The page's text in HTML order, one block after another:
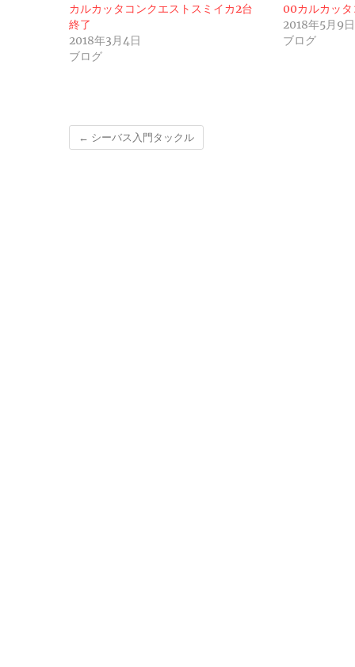
カルカッタコンクエストスミイカ2台
終了
2018年3月4日
ブログ
00カルカッ
2018年5月9日
ブログ
← シーバス入門タックル